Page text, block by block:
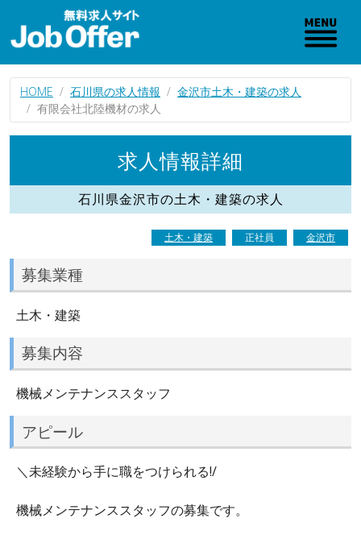
HOME 石川県の求人情報
金沢市土木・建築の求人
有限会社北陸機材の求人
求人情報詳細
石川県金沢市の土木・建築の求人
土木・建築 正社員 金沢市
募集業種
土木・建築
募集内容
機械メンテナンススタッフ
アピール
＼未経験から手に職をつけられる!/
機械メンテナンススタッフの募集です。